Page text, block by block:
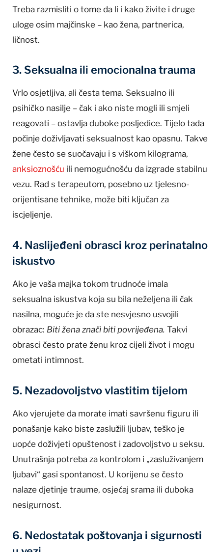
Treba razmisliti o tome da li i kako živite i druge
uloge osim majčinske – kao žena, partnerica,
ličnost.
3. Seksualna ili emocionalna trauma
Vrlo osjetljiva, ali česta tema. Seksualno ili
psihičko nasilje – čak i ako niste mogli ili smjeli
reagovati – ostavlja duboke posljedice. Tijelo tada
počinje doživljavati seksualnost kao opasnu. Takve
žene često se suočavaju i s viškom kilograma,
anksioznošću ili nemogućnošću da izgrade stabilnu
vezu. Rad s terapeutom, posebno uz tjelesno-
orijentisane tehnike, može biti ključan za
iscjeljenje.
4. Naslijeđeni obrasci kroz perinatalno
iskustvo
Ako je vaša majka tokom trudnoće imala
seksualna iskustva koja su bila neželjena ili čak
nasilna, moguće je da ste nesvjesno usvojili
obrazac: Biti žena znači biti povrijeđena. Takvi
obrasci često prate ženu kroz cijeli život i mogu
ometati intimnost.
5. Nezadovoljstvo vlastitim tijelom
Ako vjerujete da morate imati savršenu figuru ili
ponašanje kako biste zaslužili ljubav, teško je
uopće doživjeti opuštenost i zadovoljstvo u seksu.
Unutrašnja potreba za kontrolom i „zasluživanjem
ljubavi“ gasi spontanost. U korijenu se često
nalaze djetinje traume, osjećaj srama ili duboka
nesigurnost.
6. Nedostatak poštovanja i sigurnosti